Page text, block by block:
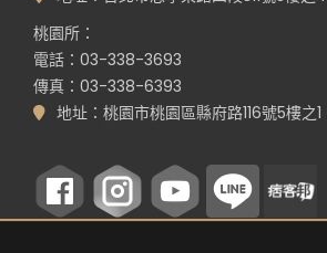
桃園所：
電話：03-338-3693
傳真：03-338-6393
地址：桃園市桃園區縣府路116號5樓之1